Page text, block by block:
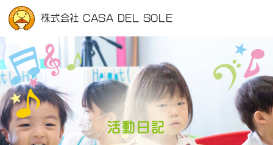
株式会社 CASA DEL SOLE
活動日記